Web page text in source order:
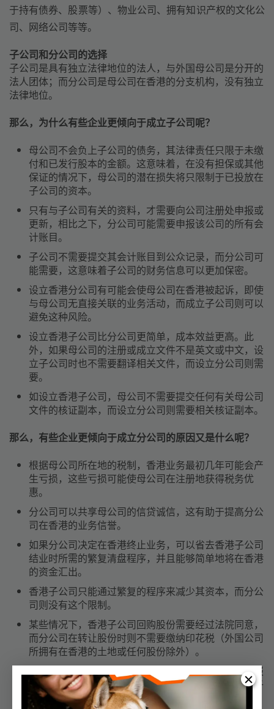
于持有债券、股票等）、物业公司、拥有知识产权的文化公
司、网络公司等等。
子公司和分公司的选择
子公司是具有独立法律地位的法人，与外国母公司是分开的
法人团体；而分公司是母公司在香港的分支机构，没有独立
法律地位。
那么，为什么有些企业更倾向于成立子公司呢？
母公司不会负上子公司的债务，其法律责任只限于未缴
付和已发行股本的金额。这意味着，在没有担保或其他
保证的情况下，母公司的潜在损失将只限制于已投放在
子公司的资本。
只有与子公司有关的资料，才需要向公司注册处申报或
更新，相比之下，分公司可能需要申报该公司的所有会
计账目。
子公司不需要提交其会计账目到公众记录，而分公司可
能需要，这意味着子公司的财务信息可以更加保密。
设立香港分公司有可能会使母公司在香港被起诉，即使
与母公司无直接关联的业务活动，而成立子公司则可以
避免这种风险。
设立香港子公司比分公司更简单，成本效益更高。此
外，如果母公司的注册或成立文件不是英文或中文，设
立子公司时也不需要翻译相关文件，而设立分公司则需
要。
如设立香港子公司，母公司不需要提交任何有关母公司
文件的核证副本，而设立分公司则需要相关核证副本。
那么，有些企业更倾向于成立分公司的原因又是什么呢？
根据母公司所在地的税制，香港业务最初几年可能会产
生亏损，这些亏损可能使母公司在注册地获得税务优
惠。
分公司可以共享母公司的信贷诚信，这有助于提高分公
司在香港的业务信誉。
如果分公司决定在香港终止业务，可以省去香港子公司
结业时所需的繁复清盘程序，并且能够简单地将在香港
的资金汇出。
香港子公司只能通过繁复的程序来减少其资本，而分公
司则没有这个限制。
某些情况下，香港子公司回购股份需要经过法院同意，
而分公司在转让股份时则不需要缴纳印花税（外国公司
所拥有在香港的土地或任何股份除外）。
在香港法例下，香港分公司不需要单独每年准备审计报
告，所以香港分公司的年度维护费用可能会低于香港子
公司。